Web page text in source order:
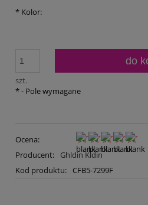
* Kolor:
szt.
do
*- Pole wymagane
Ocena:
Producent:
Ghldin Kldin
Kod produktu:
CFB5-7299F